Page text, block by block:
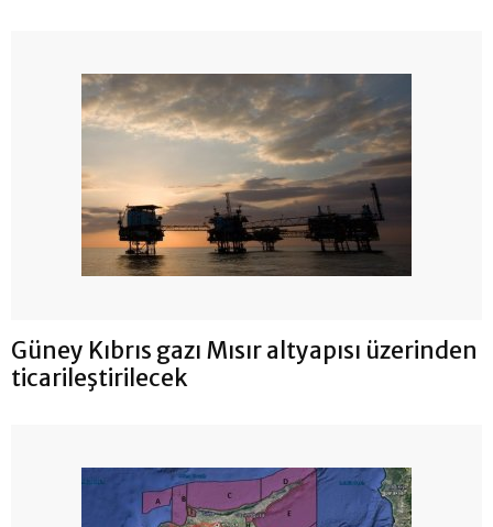
Güney Kıbrıs gazı Mısır altyapısı üzerinden
ticarileştirilecek